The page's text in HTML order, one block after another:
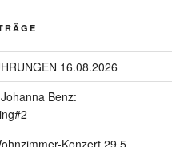
16.08.2026
Benz:
Konzert 29.5.